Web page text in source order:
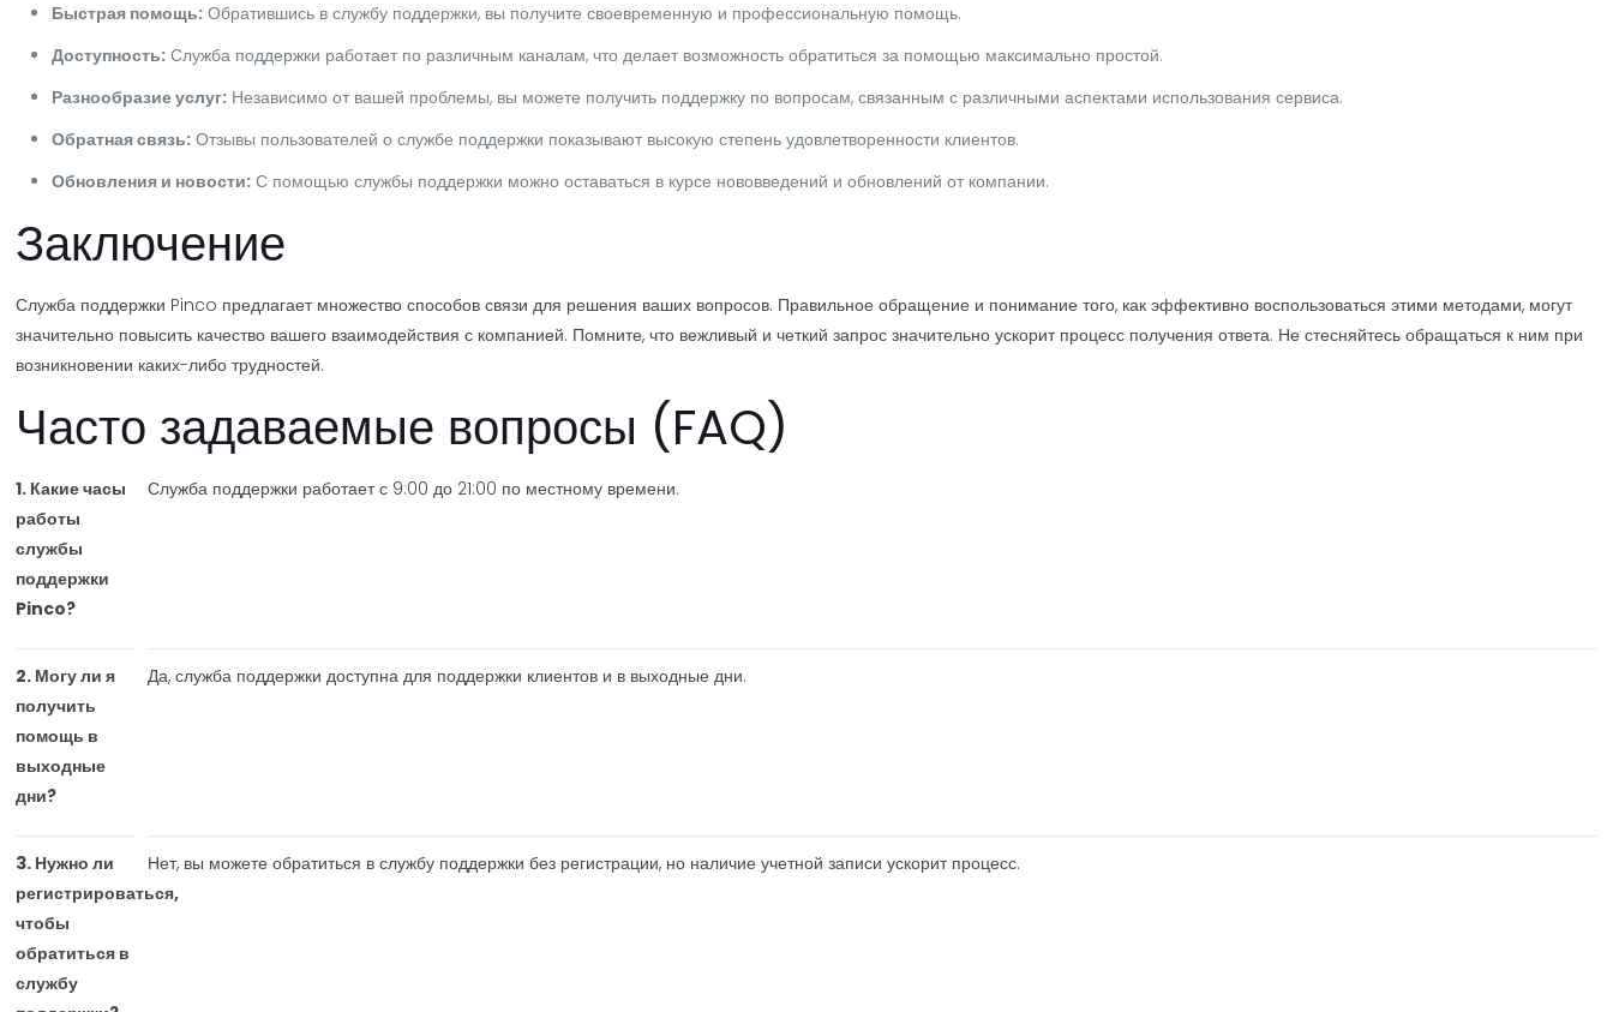
Быстрая помощь: Обратившись в службу поддержки, вы получите своевременную и профессиональную помощь.
Доступность: Служба поддержки работает по различным каналам, что делает возможность обратиться за помощью максимально простой.
Разнообразие услуг: Независимо от вашей проблемы, вы можете получить поддержку по вопросам, связанным с различными аспектами использования сервиса.
Обратная связь: Отзывы пользователей о службе поддержки показывают высокую степень удовлетворенности клиентов.
Обновления и новости: С помощью службы поддержки можно оставаться в курсе нововведений и обновлений от компании.
Заключение
Служба поддержки Pinco предлагает множество способов связи для решения ваших вопросов. Правильное обращение и понимание того, как эффективно воспользоваться этими методами, могут
значительно повысить качество вашего взаимодействия с компанией. Помните, что вежливый и четкий запрос значительно ускорит процесс получения ответа. Не стесняйтесь обращаться к ним при
возникновении каких-либо трудностей.
Часто задаваемые вопросы (FAQ)
1. Какие часы
работы
службы
поддержки
Pinco?
Служба поддержки работает с 9:00 до 21:00 по местному времени.
2. Могу ли я
получить
помощь в
выходные
дни?
Да, служба поддержки доступна для поддержки клиентов и в выходные дни.
3. Нужно ли
регистрироваться,
чтобы
обратиться в
службу
Нет, вы можете обратиться в службу поддержки без регистрации, но наличие учетной записи ускорит процесс.